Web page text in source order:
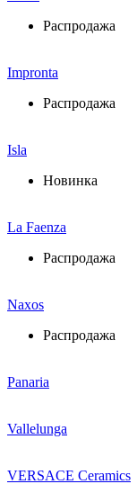
Распродажа
Impronta
Распродажа
Isla
Новинка
La Faenza
Распродажа
Naxos
Распродажа
Panaria
Vallelunga
VERSACE Ceramics